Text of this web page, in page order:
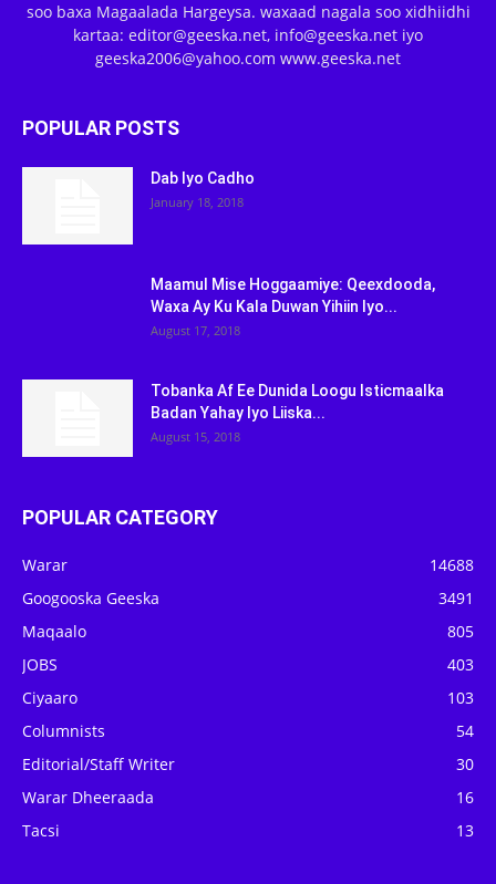
soo baxa Magaalada Hargeysa. waxaad nagala soo xidhiidhi
kartaa: editor@geeska.net, info@geeska.net iyo
geeska2006@yahoo.com www.geeska.net
POPULAR POSTS
Dab Iyo Cadho
January 18, 2018
Maamul Mise Hoggaamiye: Qeexdooda,
Waxa Ay Ku Kala Duwan Yihiin Iyo...
August 17, 2018
Tobanka Af Ee Dunida Loogu Isticmaalka
Badan Yahay Iyo Liiska...
August 15, 2018
POPULAR CATEGORY
Warar
14688
Googooska Geeska
3491
Maqaalo
805
JOBS
403
Ciyaaro
103
Columnists
54
Editorial/Staff Writer
30
Warar Dheeraada
16
Tacsi
13